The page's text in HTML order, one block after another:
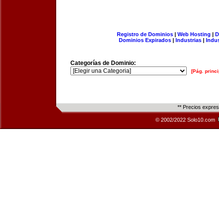
Registro de Dominios| Web Hosting |
Dominios Expirados | Industrias |
Categorías de Dominio:
[Pág.
** Precios
© 2002/2022 Solo10.com